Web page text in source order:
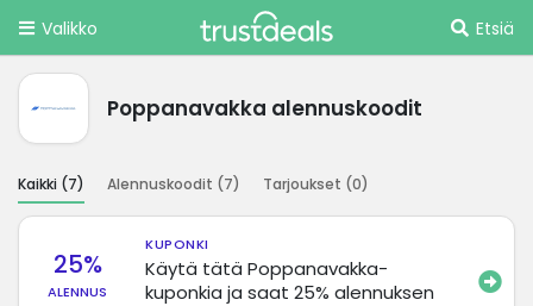
Valikko Etsiä
Poppanavakka alennuskoodit
Kaikki (7) Alennuskoodit (7) Tarjoukset (0)
25%
ALENNUS
KUPONKI
Käytä tätä Poppanavakka-
kuponkia ja saat 25% alennuksen